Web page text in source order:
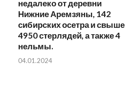
недалеко от деревни
Нижние Аремзяны, 142
сибирских осетра и свыше
4950 стерлядей, а также 4
нельмы.
04.01.2024